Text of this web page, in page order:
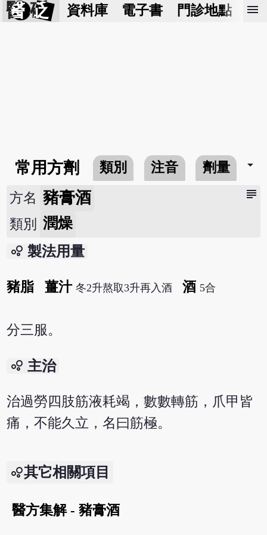
醫 砭 資料庫 電子書 門診地點 預
menu
常用方劑 類別 注音 劑量 arrow_drop_down
subject
方名 豬膏酒
類別 潤燥
bubble_chart 製法用量
豬脂 薑汁 冬2升熬取3升再入酒 酒 5合
分三服。
bubble_chart 主治
治過勞四肢筋液耗竭，數數轉筋，爪甲皆
痛，不能久立，名曰筋極。
其它相關項目
醫方集解 - 豬膏酒